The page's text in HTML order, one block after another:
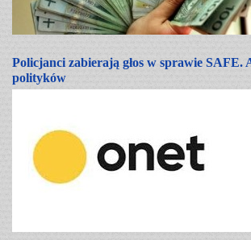
Policjanci zabierają głos w sprawie SAFE.
polityków